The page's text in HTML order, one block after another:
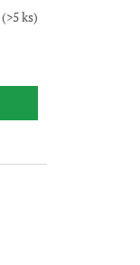
(>5 ks)